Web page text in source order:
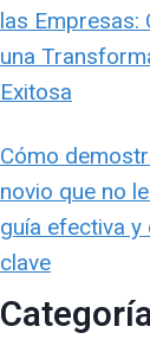
las Empresas:
una
Exitosa
Cómo
novio que no
guía efectiva
clave